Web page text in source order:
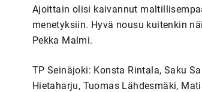
Ajoittain olisi kaivannut
menetyksiin. Hyvä nousu kuitenkin
Pekka Malmi.
TP Seinäjoki: Konsta Rintala, Saku
Hietaharju, Tuomas Lähdesmäki,